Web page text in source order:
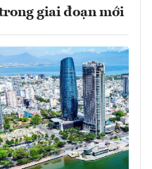
giai đoạn mới